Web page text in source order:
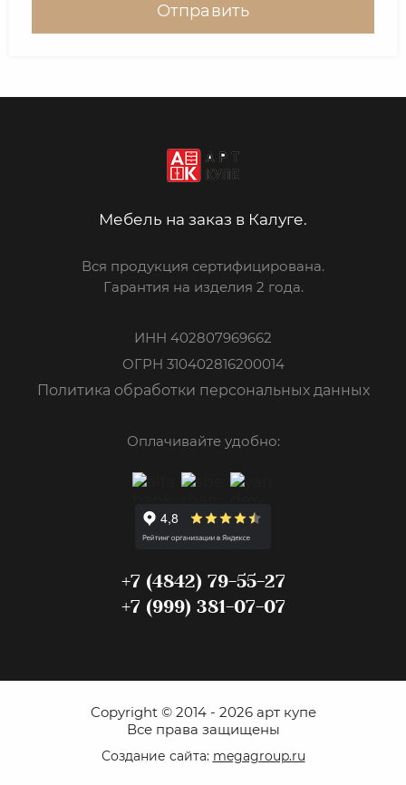
Отправить
Мебель на заказ в Калуге.
Вся продукция сертифицирована.
Гарантия на изделия 2 года.
ИНН 402807969662
ОГРН 310402816200014
Политика обработки персональных данных
Оплачивайте удобно:
+7 (4842) 79-55-27
+7 (999) 381-07-07
Copyright © 2014 - 2026 арт купе
Все права защищены
Создание сайта: megagroup.ru